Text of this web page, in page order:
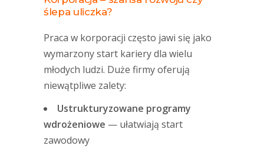
ślepa uliczka?
Praca w korporacji często jawi się jako
wymarzony start kariery dla wielu
młodych ludzi. Duże firmy oferują
niewątpliwe zalety:
Ustrukturyzowane programy
wdrożeniowe — ułatwiają start
zawodowy